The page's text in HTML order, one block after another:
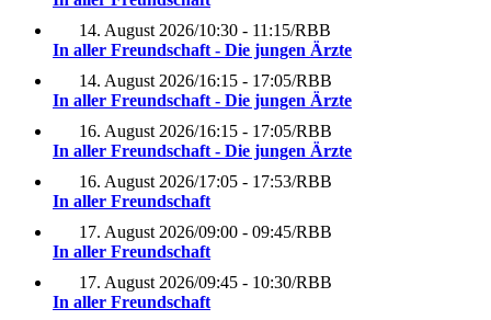
14. August 2026/10:30 - 11:15/RBB
In aller Freundschaft - Die jungen Ärzte
14. August 2026/16:15 - 17:05/RBB
In aller Freundschaft - Die jungen Ärzte
16. August 2026/16:15 - 17:05/RBB
In aller Freundschaft - Die jungen Ärzte
16. August 2026/17:05 - 17:53/RBB
In aller Freundschaft
17. August 2026/09:00 - 09:45/RBB
In aller Freundschaft
17. August 2026/09:45 - 10:30/RBB
In aller Freundschaft